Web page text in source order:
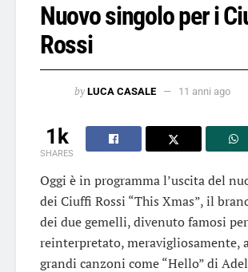
Nuovo singolo per i
Rossi
by LUCA CASALE 11 anni ago
1k
SHARES
Oggi è in programma l’uscita del
dei Ciuffi Rossi “This Xmas”, il
dei due gemelli, divenuto famosi
reinterpretato, meravigliosamente,
grandi canzoni come “Hello” di